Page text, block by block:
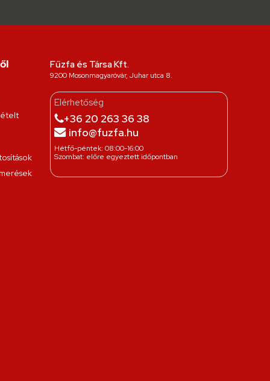
Fűzfa és Társa Kft.
9200 Mosonmagyaróvár, Juhar utca 8.
Elérhetőség
+36 20 263 36 38
info@fuzfa.hu
Hétfő-péntek: 08:00-16:00
Szombat: előre egyeztett időpontban